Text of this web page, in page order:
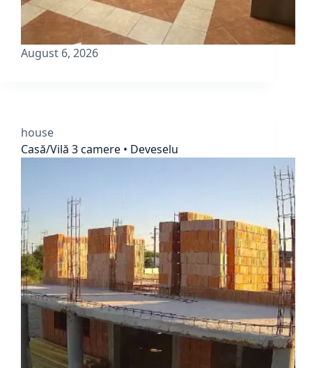
August 6, 2026
house
Casă/Vilă 3 camere • Deveselu